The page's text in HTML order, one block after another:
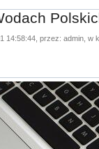
14:58:44, przez: admin, w